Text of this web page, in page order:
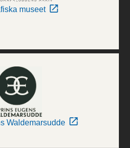
museet
Waldemarsudde